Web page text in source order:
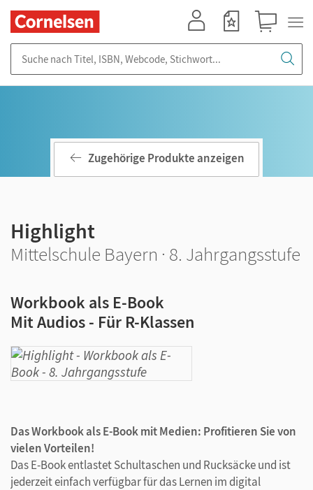
Zugehörige Produkte anzeigen
Highlight
Mittelschule Bayern · 8. Jahrgangsstufe
Workbook als E-Book
Mit Audios - Für R-Klassen
Das Workbook als E-Book mit Medien: Profitieren Sie von
vielen Vorteilen!
Das E-Book entlastet Schultaschen und Rucksäcke und ist
jederzeit einfach verfügbar für das Lernen im digital